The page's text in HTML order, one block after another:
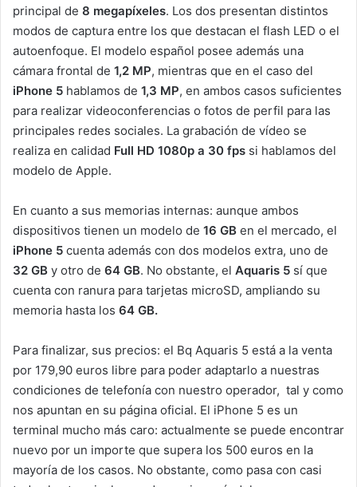
principal de 8 megapíxeles. Los dos presentan distintos
modos de captura entre los que destacan el flash LED o el
autoenfoque. El modelo español posee además una
cámara frontal de 1,2 MP, mientras que en el caso del
iPhone 5 hablamos de 1,3 MP, en ambos casos suficientes
para realizar videoconferencias o fotos de perfil para las
principales redes sociales. La grabación de vídeo se
realiza en calidad Full HD 1080p a 30 fps si hablamos del
modelo de Apple.
En cuanto a sus memorias internas: aunque ambos
dispositivos tienen un modelo de 16 GB en el mercado, el
iPhone 5 cuenta además con dos modelos extra, uno de
32 GB y otro de 64 GB. No obstante, el Aquaris 5 sí que
cuenta con ranura para tarjetas microSD, ampliando su
memoria hasta los 64 GB.
Para finalizar, sus precios: el Bq Aquaris 5 está a la venta
por 179,90 euros libre para poder adaptarlo a nuestras
condiciones de telefonía con nuestro operador, tal y como
nos apuntan en su página oficial. El iPhone 5 es un
terminal mucho más caro: actualmente se puede encontrar
nuevo por un importe que supera los 500 euros en la
mayoría de los casos. No obstante, como pasa con casi